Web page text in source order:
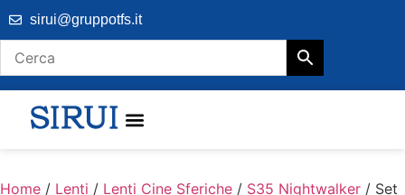
sirui@gruppotfs.it
Home / Lenti / Lenti Cine Sferiche / S35 Nightwalker / Set